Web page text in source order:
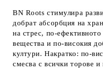
BN Roots стимулира
добрат абсорбция на
на стрес, по-ефективното
вещества и по-високия
култури. Накратко: по-
смесва с всички торове